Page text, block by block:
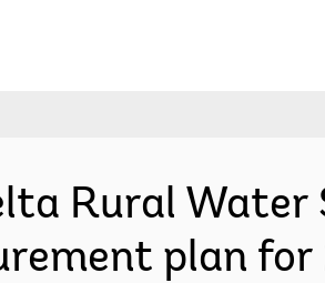
Rural
plan